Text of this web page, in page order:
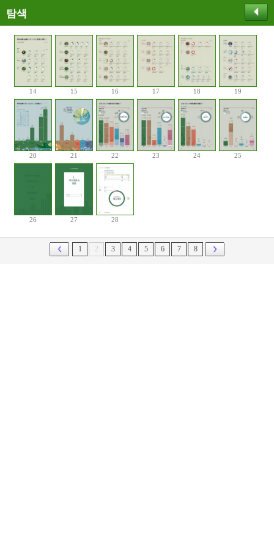
탐색
14 15 16 17 18 19
20 21 22 23 24 25
26 27 28
1 2 3 4 5 6 7 8